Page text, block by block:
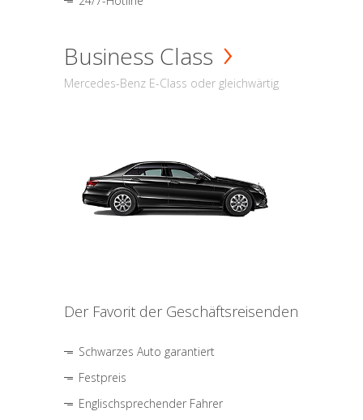
Business Class
Mercedes-Benz E-Class oder gleichwärtig
Der Favorit der Geschäftsreisenden
Schwarzes Auto garantiert
Festpreis
Englischsprechender Fahrer